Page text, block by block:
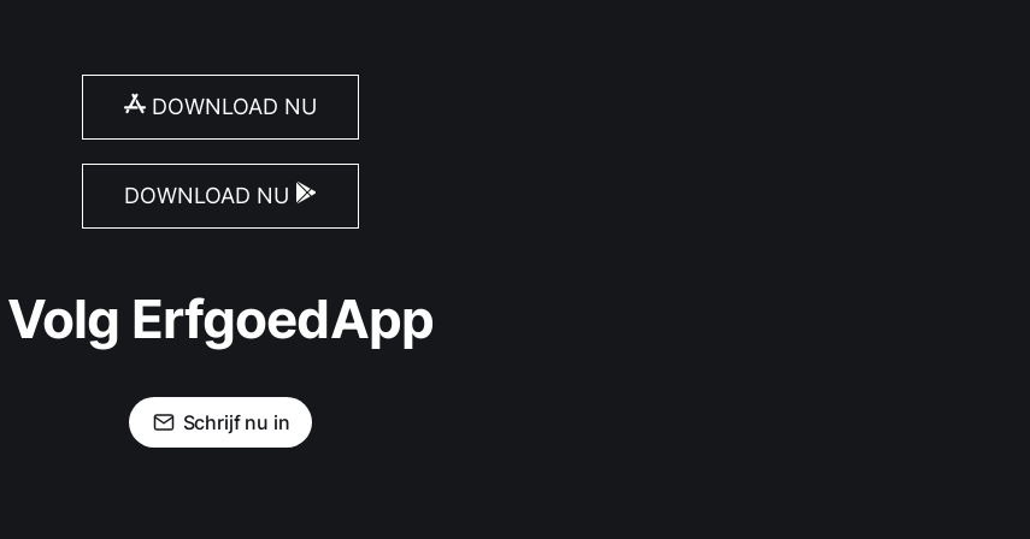
DOWNLOAD NU
DOWNLOAD NU
Volg ErfgoedApp
Schrijf nu in